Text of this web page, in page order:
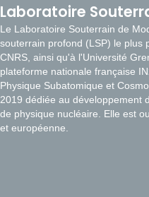
Laboratoire
Le Laboratoire Souterrain de
souterrain profond (LSP) le plus
CNRS, ainsi qu'à l'Université
plateforme nationale française
Physique Subatomique et
2019 dédiée au développement
de physique nucléaire. Elle est
et européenne.